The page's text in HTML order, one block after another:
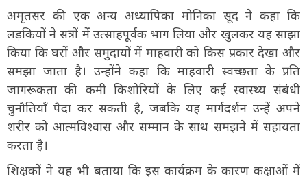
अमृतसर की एक अन्य अध्यापिका मोनिका सूद ने कहा कि
लड़कियों ने सत्रों में उत्साहपूर्वक भाग लिया और खुलकर यह साझा
किया कि घरों और समुदायों में माहवारी को किस प्रकार देखा और
समझा जाता है। उन्होंने कहा कि माहवारी स्वच्छता के प्रति
जागरूकता की कमी किशोरियों के लिए कई स्वास्थ्य संबंधी
चुनौतियाँ पैदा कर सकती है, जबकि यह मार्गदर्शन उन्हें अपने
शरीर को आत्मविश्वास और सम्मान के साथ समझने में सहायता
करता है।
शिक्षकों ने यह भी बताया कि इस कार्यक्रम के कारण कक्षाओं में